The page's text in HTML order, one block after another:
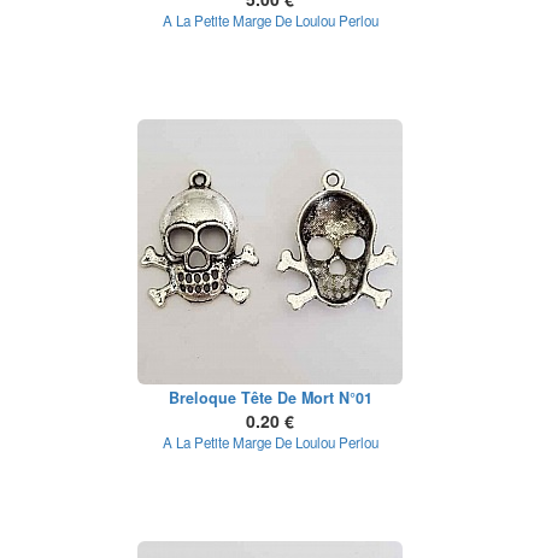
A La Petite Marge De Loulou Perlou
Breloque Tête De Mort N°01
0.20 €
A La Petite Marge De Loulou Perlou